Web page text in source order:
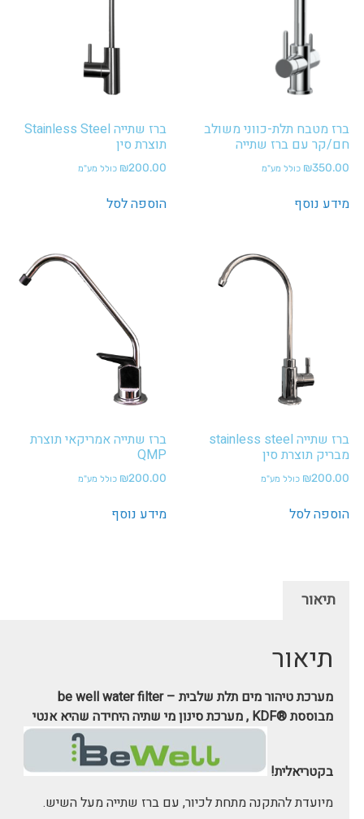
ברז מטבח תלת-כווני משולב
חם/קר עם ברז שתייה
₪350.00 כולל מע"מ
מידע נוסף
ברז שתייה Stainless Steel
תוצרת סין
₪200.00 כולל מע"מ
הוספה לסל
ברז שתייה stainless steel
מבריק תוצרת סין
₪200.00 כולל מע"מ
הוספה לסל
ברז שתייה אמריקאי תוצרת
QMP
₪200.00 כולל מע"מ
מידע נוסף
תיאור
תיאור
מערכת טיהור מים תלת שלבית – be well water filter
מבוססת ®KDF , מערכת סינון מי שתיה היחידה שהיא אנטי
בקטריאלית!
מיועדת להתקנה מתחת לכיור, עם ברז שתייה מעל השיש.